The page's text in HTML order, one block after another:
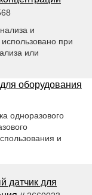
и
при
или
оборудования
одноразового
и
датчик для